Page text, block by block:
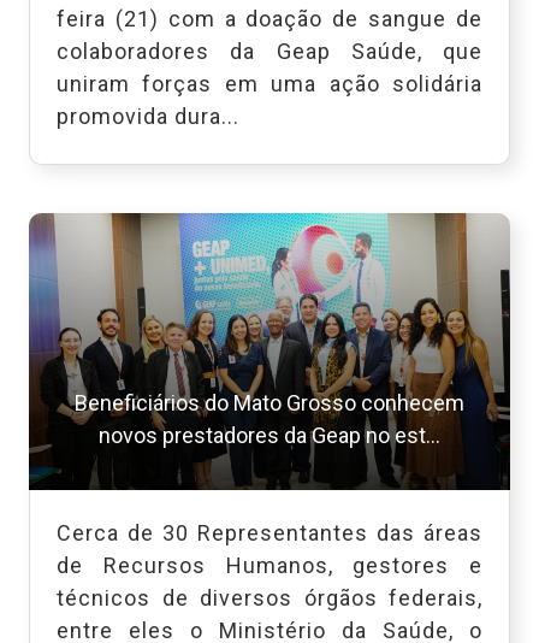
feira (21) com a doação de sangue de
colaboradores da Geap Saúde, que
uniram forças em uma ação solidária
promovida dura...
Beneficiários do Mato Grosso conhecem
novos prestadores da Geap no est...
Cerca de 30 Representantes das áreas
de Recursos Humanos, gestores e
técnicos de diversos órgãos federais,
entre eles o Ministério da Saúde, o